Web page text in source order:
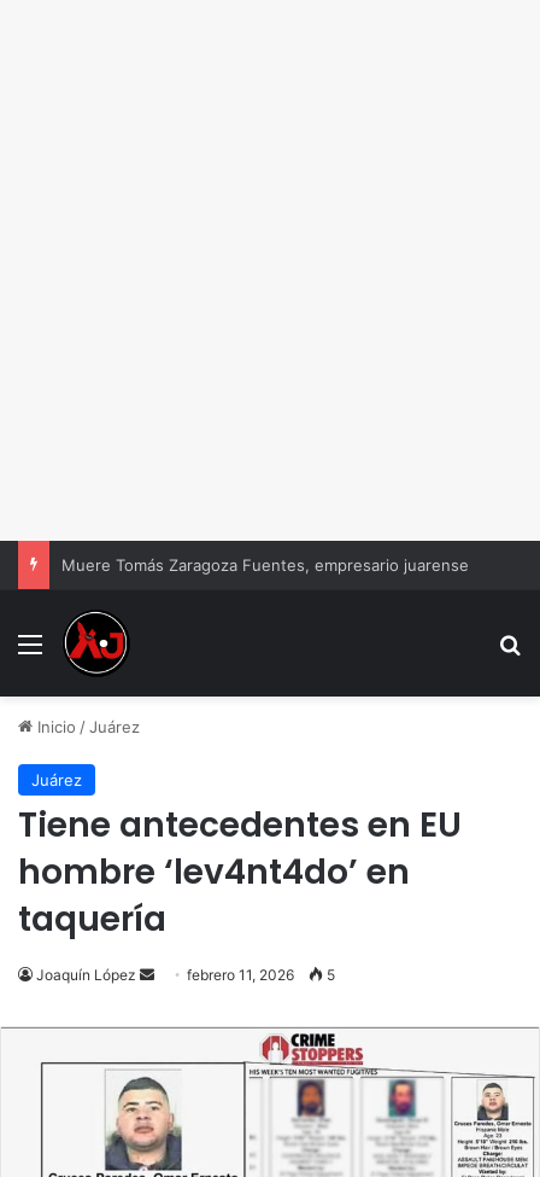
Muere Tomás Zaragoza Fuentes, empresario juarense
Menu
Inicio /Juárez
Juárez
Tiene antecedentes en EU
hombre ‘lev4nt4do’ en
taquería
Joaquín López
Send
email
febrero 11, 2026 5